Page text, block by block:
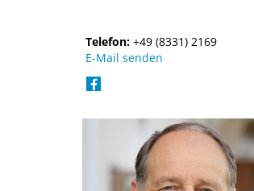
Telefon: +49 (8331) 2169
E-Mail senden